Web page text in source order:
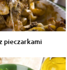
pieczarkami